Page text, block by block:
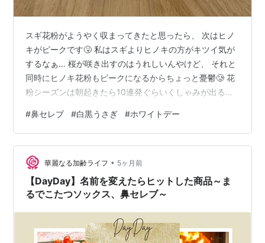
スギ花粉がようやく収まってきたと思ったら、 次はヒノ
キがピークです🤧 私はスギよりヒノキの方がキツイ気が
するなぁ… 桜が咲き出すのはうれしいんやけど、 それと
同時にヒノキ花粉もピークになるからちょっと憂鬱🥲 花
粉シーズンは朝起きたら10連発ぐらいくしゃみが出るん
セレブ！ 花粉症の時期だけ鼻セレブを買うんですけど、
鼻セレブって白いうさぎさんのパッケージのイメージじ
ゃないですか？ でもこんな可愛いうさぎさんのパッケー
ジもあるんです！！ 上の部分を切り離す前に写真撮れば
よかった…🥹 この白黒うさぎちゃん、めちゃくちゃ可愛
いですよね💖 これはコンビ…
#鼻セレブ #白黒うさぎ #ホワイトデー
華麗なる加齢ライフ • 5ヶ月前
【DayDay】名前を変えたらヒットした商品～ま
るでこたつソックス、鼻セレブ～